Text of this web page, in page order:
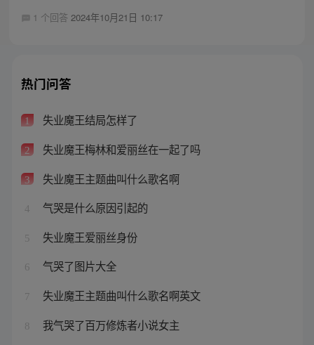
1 个回答 2024年10月21日 10:17
热门问答
1 失业魔王结局怎样了
2 失业魔王梅林和爱丽丝在一起了吗
3 失业魔王主题曲叫什么歌名啊
4 气哭是什么原因引起的
5 失业魔王爱丽丝身份
6 气哭了图片大全
7 失业魔王主题曲叫什么歌名啊英文
8 我气哭了百万修炼者小说女主